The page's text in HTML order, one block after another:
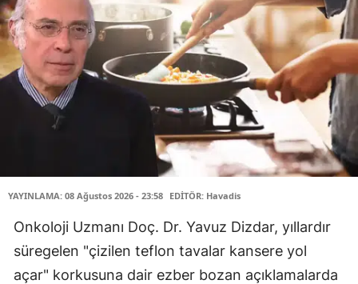
YAYINLAMA: 08 Ağustos 2026 - 23:58 EDİTÖR: Havadis
Onkoloji Uzmanı Doç. Dr. Yavuz Dizdar, yıllardır
süregelen "çizilen teflon tavalar kansere yol
açar" korkusuna dair ezber bozan açıklamalarda